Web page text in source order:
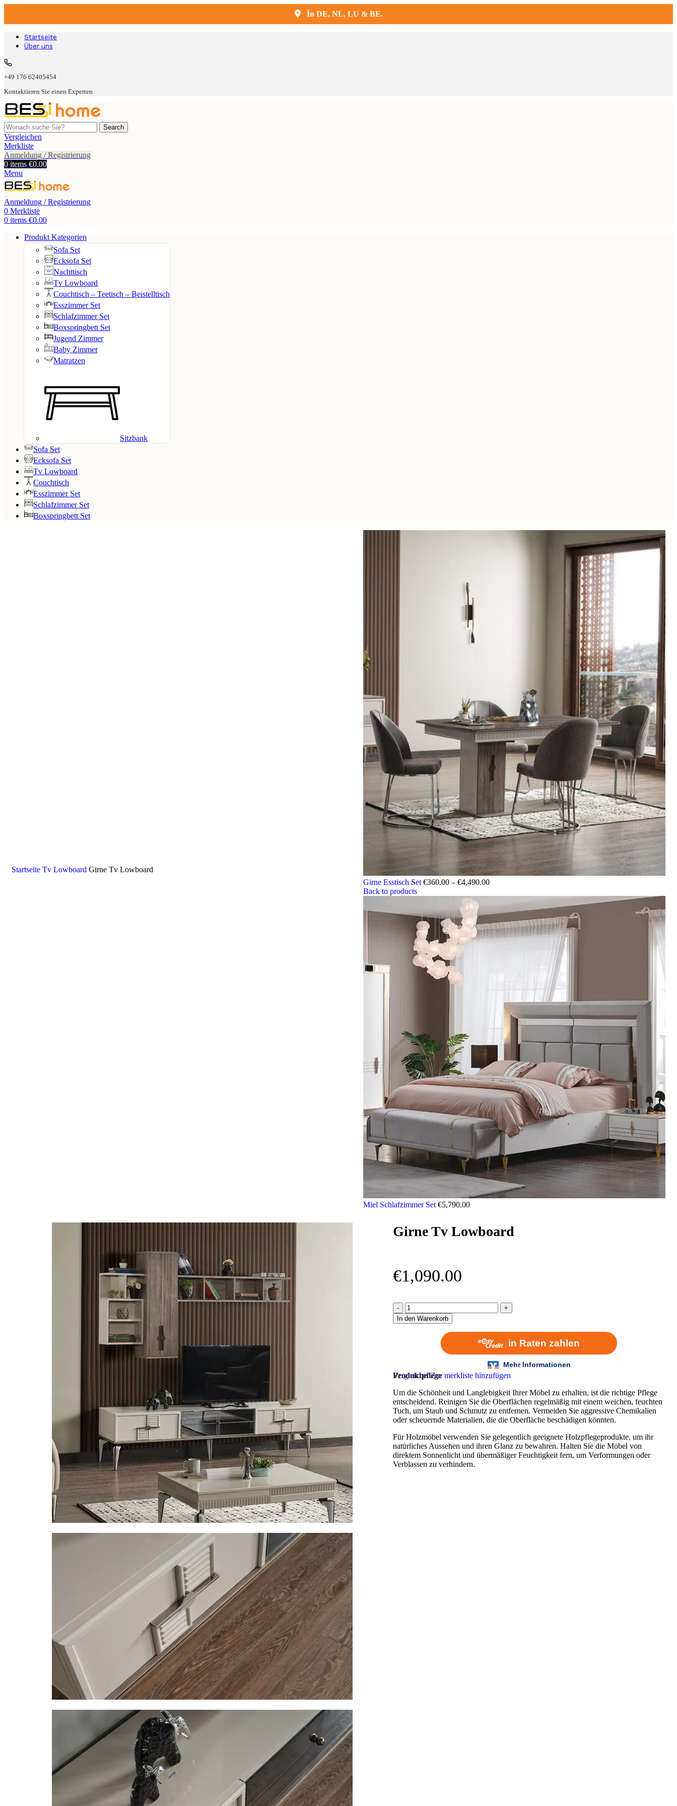
Kostenlose Lieferung und Montage
İn DE, NL, LU & BE.
Startseite
Über uns
+49 176 62405454
Kontaktieren Sie einen Experten
Search
Vergleichen
Merkliste
Anmeldung / Registrierung
0 items €0.00
Menu
Anmeldung / Registrierung
0 Merkliste
0 items €0.00
Produkt Kategorien
Sofa Set
Ecksofa Set
Nachttisch
Tv Lowboard
Couchtisch – Teetisch – Beistelltisch
Esszimmer Set
Schlafzimmer Set
Boxspringbett Set
Jugend Zimmer
Baby Zimmer
Matratzen
Sitzbank
Sofa Set
Ecksofa Set
Tv Lowboard
Couchtisch
Esszimmer Set
Schlafzimmer Set
Boxspringbett Set
Startseite Tv Lowboard Girne Tv Lowboard
Girne Esstisch Set €360.00 – €4,490.00
Back to products
Miel Schlafzimmer Set €5,790.00
Girne Tv Lowboard
€1,090.00
In den Warenkorb
VergleichenZur merkliste hinzufügen
Produktpflege
Um die Schönheit und Langlebigkeit Ihrer Möbel zu erhalten, ist die richtige Pflege
entscheidend. Reinigen Sie die Oberflächen regelmäßig mit einem weichen, feuchten
Tuch, um Staub und Schmutz zu entfernen. Vermeiden Sie aggressive Chemikalien
oder scheuernde Materialien, die die Oberfläche beschädigen könnten.
Für Holzmöbel verwenden Sie gelegentlich geeignete Holzpflegeprodukte, um ihr
natürliches Aussehen und ihren Glanz zu bewahren. Halten Sie die Möbel von
direktem Sonnenlicht und übermäßiger Feuchtigkeit fern, um Verformungen oder
Verblassen zu verhindern.